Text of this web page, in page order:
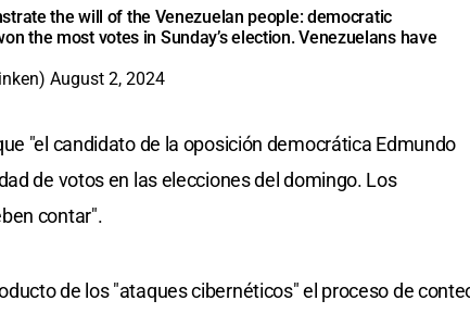
the will of the Venezuelan people: democratic
the most votes in Sunday’s election. Venezuelans have
August 2, 2024
"el candidato de la oposición democrática Edmundo
de votos en las elecciones del domingo. Los
contar".
de los "ataques cibernéticos" el proceso de